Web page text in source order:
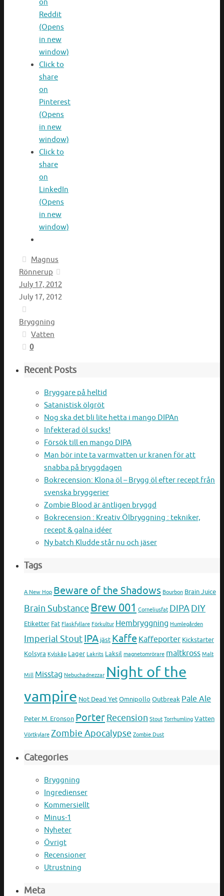
on
Reddit
(Opens
in new
window)
Click to
share
on
Pinterest
(Opens
in new
window)
Click to
share
on
LinkedIn
(Opens
in new
window)
Magnus
Rönnerup
July 17, 2012
July 17, 2012
Bryggning
Vatten
0
Recent Posts
Bryggare på heltid
Satanistisk ölgröt
Nog ska det bli lite hetta i mango DIPAn
Infekterad öl sucks!
Försök till en mango DIPA
Man bör inte ta varmvatten ur kranen för att
snabba på bryggdagen
Bokrecension: Klona öl – Brygg öl efter recept från
svenska bryggerier
Zombie Blood är äntligen bryggd
Bokrecension : Kreativ Ölbryggning : tekniker,
recept & galna idéer
Ny batch Kludde står nu och jäser
Tags
A New Hop Beware of the Shadows Bourbon Brain Juice
Brain Substance Brew 001 Corneliusfat DIPADIY
Etiketter Fat Flaskfyllare Förkultur Hembryggning Humlegården
Imperial StoutIPA jäst Kaffe Kaffeporter Kickstarter
Kolsyra Kylskåp Lager Lakrits Laksil magnetomrörare maltkross Malt
Mill Misstag Nebuchadnezzar Night of the
vampire Not Dead YetOmnipollo Outbreak Pale Ale
Peter M. Eronson PorterRecension Stout Torrhumling Vatten
Vörtkylare Zombie Apocalypse Zombie Dust
Categories
Bryggning
Ingredienser
Kommersiellt
Minus-1
Nyheter
Övrigt
Recensioner
Utrustning
Meta